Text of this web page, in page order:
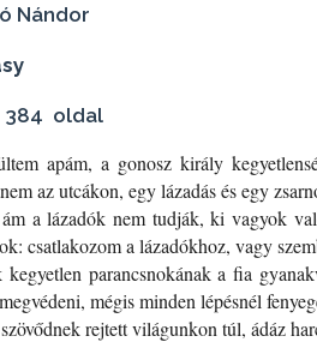
Nándor
384 oldal
apám, a gonosz király
az utcákon, egy lázadás és egy
a lázadók nem tudják, ki vagyok
csatlakozom a lázadókhoz, vagy
kegyetlen parancsnokának a fia
mégis minden lépésnél
rejtett világunkon túl, ádáz